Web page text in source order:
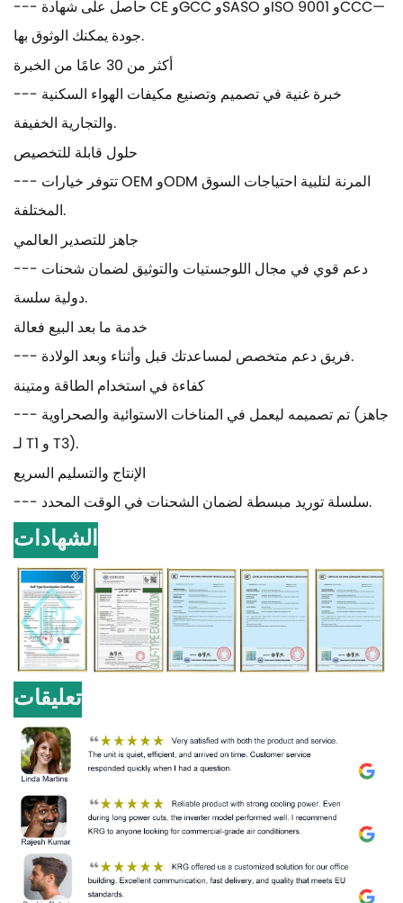
--- حاصل على شهادة CE وGCC وSASO وISO 9001 وCCC—
جودة يمكنك الوثوق بها.
أكثر من 30 عامًا من الخبرة
--- خبرة غنية في تصميم وتصنيع مكيفات الهواء السكنية
والتجارية الخفيفة.
حلول قابلة للتخصيص
--- تتوفر خيارات OEM وODM المرنة لتلبية احتياجات السوق
المختلفة.
جاهز للتصدير العالمي
--- دعم قوي في مجال اللوجستيات والتوثيق لضمان شحنات
دولية سلسة.
خدمة ما بعد البيع فعالة
--- فريق دعم متخصص لمساعدتك قبل وأثناء وبعد الولادة.
كفاءة في استخدام الطاقة ومتينة
--- تم تصميمه ليعمل في المناخات الاستوائية والصحراوية (جاهز
لـ T1 و T3).
الإنتاج والتسليم السريع
--- سلسلة توريد مبسطة لضمان الشحنات في الوقت المحدد.
الشهادات
تعليقات